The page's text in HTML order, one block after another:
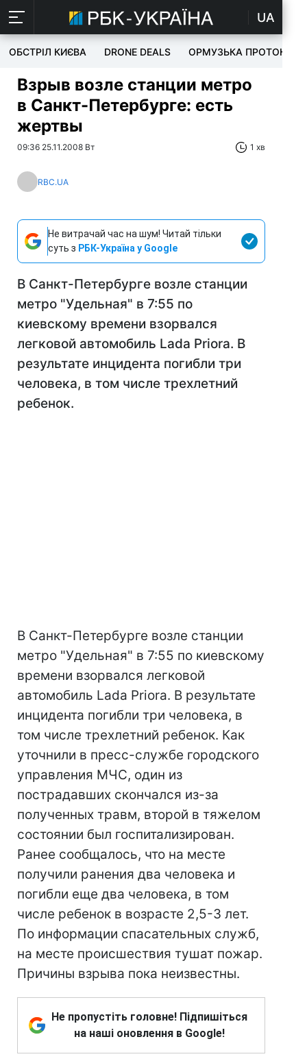
UA
ОБСТРІЛ КИЄВА DRONE DEALS ОРМУЗЬКА ПРОТОКА
Взрыв возле станции метро
в Санкт-Петербурге: есть
жертвы
09:36 25.11.2008 Вт 1 хв
RBC.UA
Не витрачай час на шум! Читай тільки
суть з РБК-Україна у Google
В Санкт-Петербурге возле станции
метро "Удельная" в 7:55 по
киевскому времени взорвался
легковой автомобиль Lada Priora. В
результате инцидента погибли три
человека, в том числе трехлетний
ребенок.
В Санкт-Петербурге возле станции
метро "Удельная" в 7:55 по киевскому
времени взорвался легковой
автомобиль Lada Priora. В результате
инцидента погибли три человека, в
том числе трехлетний ребенок. Как
уточнили в пресс-службе городского
управления МЧС, один из
пострадавших скончался из-за
полученных травм, второй в тяжелом
состоянии был госпитализирован.
Ранее сообщалось, что на месте
получили ранения два человека и
погибли еще два человека, в том
числе ребенок в возрасте 2,5-3 лет.
По информации спасательных служб,
на месте происшествия тушат пожар.
Причины взрыва пока неизвестны.
Не пропустіть головне! Підпишіться
на наші оновлення в Google!